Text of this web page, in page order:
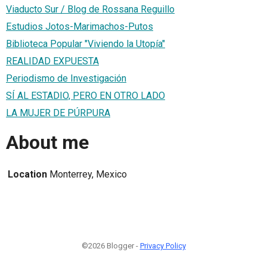
Viaducto Sur / Blog de Rossana Reguillo
Estudios Jotos-Marimachos-Putos
Biblioteca Popular "Viviendo la Utopía"
REALIDAD EXPUESTA
Periodismo de Investigación
SÍ AL ESTADIO, PERO EN OTRO LADO
LA MUJER DE PÚRPURA
About me
Location Monterrey, Mexico
©2026 Blogger - Privacy Policy